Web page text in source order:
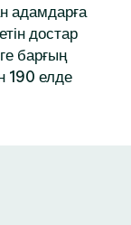
адамдарға
достар
барғың
190 елде